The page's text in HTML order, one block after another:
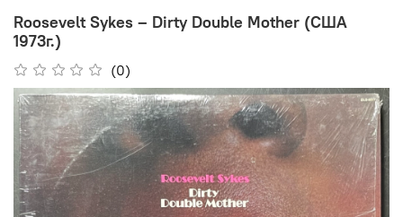
Roosevelt Sykes ‎– Dirty Double Mother (США
1973г.)
(0)